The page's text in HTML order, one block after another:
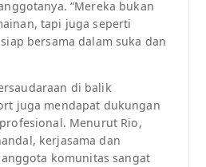
“Mereka bukan
tapi juga seperti
bersama dalam suka dan
di balik
juga mendapat dukungan
Menurut Rio,
kerjasama dan
komunitas sangat